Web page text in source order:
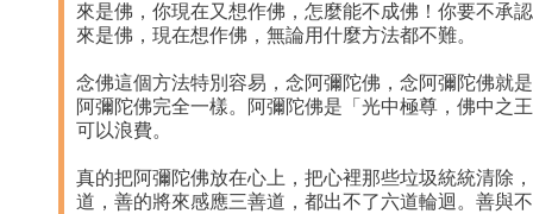
來是佛，你現在又想作佛，怎麼能不成佛！你要不承
來是佛，現在想作佛，無論用什麼方法都不難。
念佛這個方法特別容易，念阿彌陀佛，念阿彌陀佛就
阿彌陀佛完全一樣。阿彌陀佛是「光中極尊，佛中之
可以浪費。
真的把阿彌陀佛放在心上，把心裡那些垃圾統統清除
道，善的將來感應三善道，都出不了六道輪迴。善與